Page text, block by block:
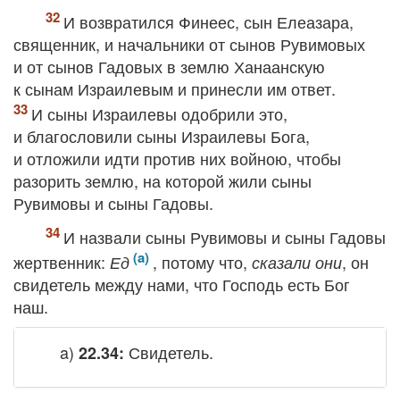
И возвратился Финеес, сын Елеазара,
священник, и начальники от сынов Рувимовых
и от сынов Гадовых в землю Ханаанскую
к сынам Израилевым и принесли им ответ.
И сыны Израилевы одобрили это,
и благословили сыны Израилевы Бога,
и отложили идти против них войною, чтобы
разорить землю, на которой жили сыны
Рувимовы и сыны Гадовы.
И назвали сыны Рувимовы и сыны Гадовы
жертвенник: Ед , потому что, сказали они, он
свидетель между нами, что Господь есть Бог
наш.
a) 22.34: Свидетель.